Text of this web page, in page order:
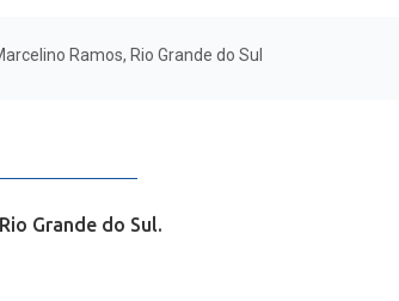
Ramos, Rio Grande do Sul
Grande do Sul.